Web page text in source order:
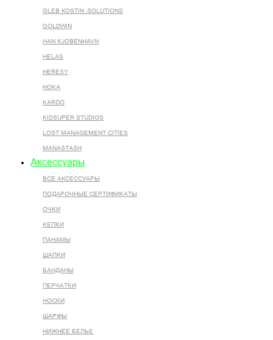
GLEB KOSTIN .SOLUTIONS
GOLDWIN
HAN KJOBENHAVN
HELAS
HERESY
HOKA
KARDO
KIDSUPER STUDIOS
LOST MANAGEMENT CITIES
MANASTASH
Аксессуары
ВСЕ AКСЕССУАРЫ
ПОДАРОЧНЫЕ СЕРТИФИКАТЫ
ОЧКИ
КЕПКИ
ПАНАМЫ
ШАПКИ
БАНДАНЫ
ПЕРЧАТКИ
НОСКИ
ШАРФЫ
НИЖНЕЕ БЕЛЬЕ